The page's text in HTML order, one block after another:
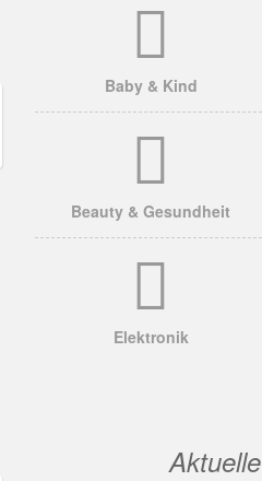
Baby & Kind
Beauty & Gesundheit
Elektronik